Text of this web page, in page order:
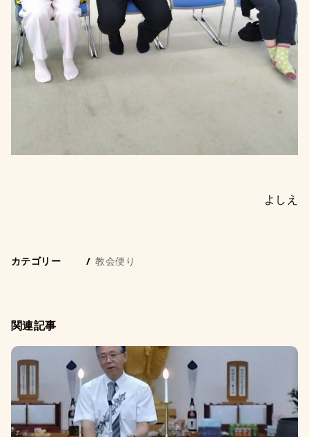
よしえ
カテゴリー 教会便り
関連記事